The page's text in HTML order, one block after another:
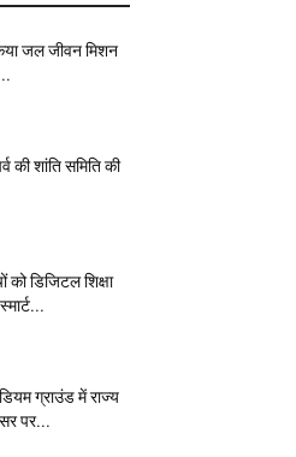
जल जीवन मिशन
की शांति समिति की
को डिजिटल शिक्षा
ग्राउंड में राज्य
पर...